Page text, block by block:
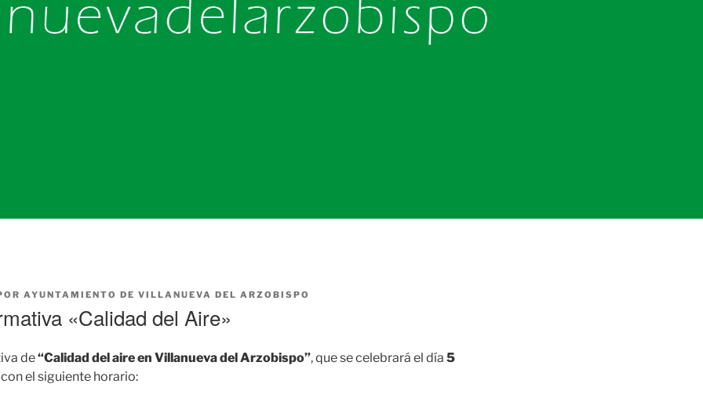
AYUNTAMIENTO DE VILLANUEVA DEL ARZOBISPO
«Calidad del Aire»
de“Calidad del aire en Villanueva del Arzobispo”, que se celebrará el día 5
con el siguiente horario: